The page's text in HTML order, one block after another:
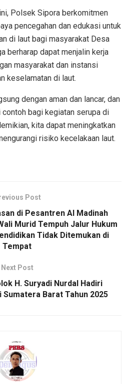
Polsek Sipora berkomitmen
pencegahan dan edukasi untuk
di laut bagi masyarakat Desa
berharap dapat menjalin kerja
masyarakat dan instansi
keselamatan di laut.
dengan aman dan lancar, dan
bagi kegiatan serupa di
kita dapat meningkatkan
risiko kecelakaan laut.
Post
di Pesantren Al Madinah
Murid Tempuh Jalur Hukum
Tidak Ditemukan di
Tempat
Next Post
H. Suryadi Nurdal Hadiri
Barat Tahun 2025